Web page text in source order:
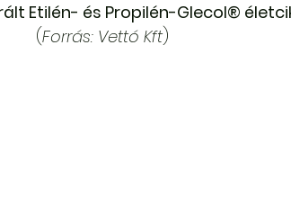
Etilén- és Propilén-Glecol®
(Forrás: Vettó Kft)